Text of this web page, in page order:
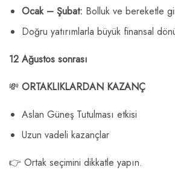
Ocak – Şubat: Bolluk ve bereketle
Doğru yatırımlarla büyük finansal
12 Ağustos sonrası
💸 ORTAKLIKLARDAN KAZANÇ
Aslan Güneş Tutulması etkisi
Uzun vadeli kazançlar
👉 Ortak seçimini dikkatle yapın.